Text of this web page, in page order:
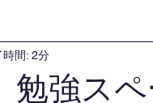
勉強ス
時間: 2分